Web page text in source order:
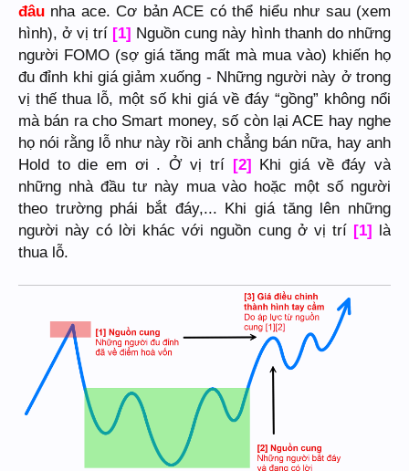
đâu nha ace. Cơ bản ACE có thể hiểu như sau (xem
hình), ở vị trí [1] Nguồn cung này hình thanh do những
người FOMO (sợ giá tăng mất mà mua vào) khiến họ
đu đỉnh khi giá giảm xuống - Những người này ở trong
vị thế thua lỗ, một số khi giá về đáy “gồng” không nổi
mà bán ra cho Smart money, số còn lại ACE hay nghe
họ nói rằng lỗ như này rồi anh chẳng bán nữa, hay anh
Hold to die em ơi . Ở vị trí [2] Khi giá về đáy và
những nhà đầu tư này mua vào hoặc một số người
theo trường phái bắt đáy,... Khi giá tăng lên những
người này có lời khác với nguồn cung ở vị trí [1] là
thua lỗ.